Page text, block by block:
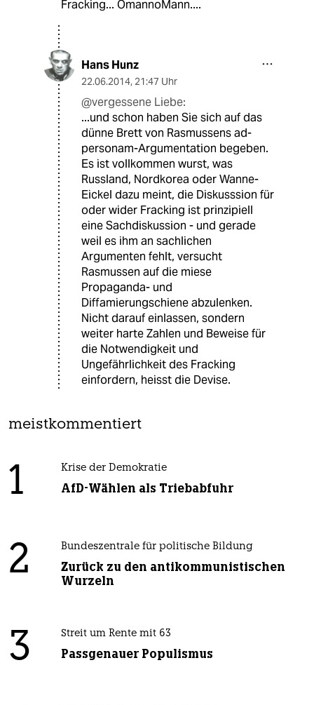
Fracking... OmannoMann....
Hans Hunz
22.06.2014, 21:47 Uhr
@vergessene Liebe:
...und schon haben Sie sich auf das
dünne Brett von Rasmussens ad-
personam-Argumentation begeben.
Es ist vollkommen wurst, was
Russland, Nordkorea oder Wanne-
Eickel dazu meint, die Diskusssion für
oder wider Fracking ist prinzipiell
eine Sachdiskussion - und gerade
weil es ihm an sachlichen
Argumenten fehlt, versucht
Rasmussen auf die miese
Propaganda- und
Diffamierungschiene abzulenken.
Nicht darauf einlassen, sondern
weiter harte Zahlen und Beweise für
die Notwendigkeit und
Ungefährlichkeit des Fracking
einfordern, heisst die Devise.
meistkommentiert
1 Krise der Demokratie
AfD-Wählen als Triebabfuhr
2 Bundeszentrale für politische Bildung
Zurück zu den antikommunistischen
Wurzeln
3 Streit um Rente mit 63
Passgenauer Populismus